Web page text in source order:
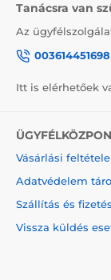
Kiváló
biztosítják
találhatók).
5V-os
Tanácsra van
Az
003614451698
Itt is elérhetőek
Vásárlási
Adatvédelem
Szállítás és fizetés
Vissza küldés